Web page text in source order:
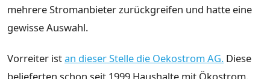
mehrere Stromanbieter zurückgreifen und hatte eine
gewisse Auswahl.
Vorreiter istan dieser Stelle die Oekostrom AG. Diese